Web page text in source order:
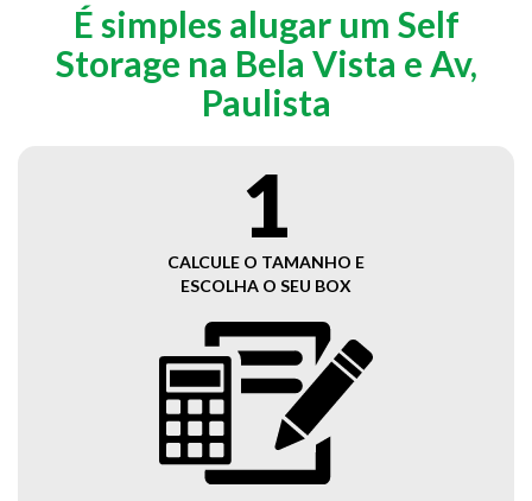
É simples alugar um Self
Storage na Bela Vista e Av,
Paulista
1
CALCULE O TAMANHO E
ESCOLHA O SEU BOX